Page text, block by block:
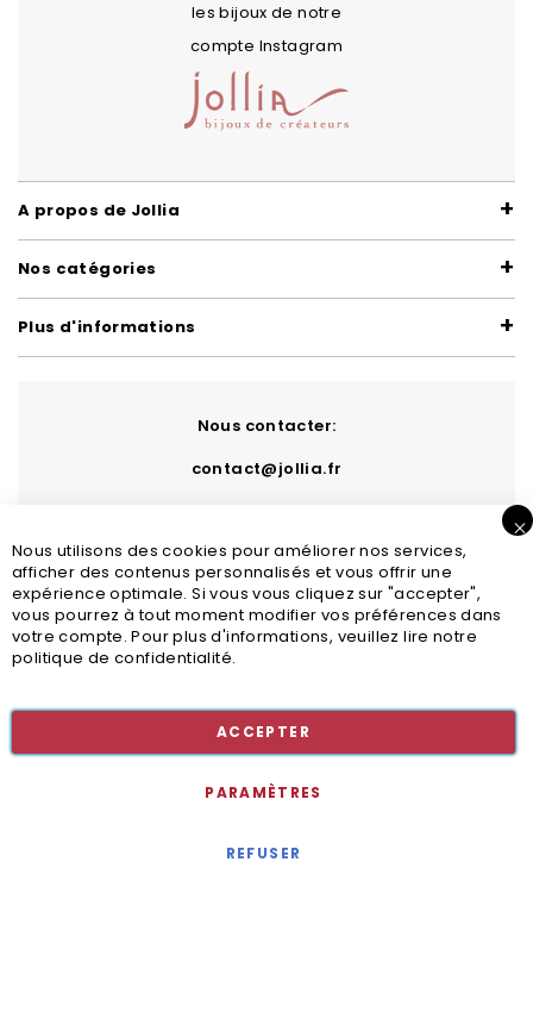
les bijoux de notre
compte Instagram
A propos de Jollia
Nos catégories
Plus d'informations
Nous contacter:
contact@jollia.fr
Nous utilisons des cookies pour améliorer nos services,
afficher des contenus personnalisés et vous offrir une
expérience optimale. Si vous vous cliquez sur "accepter",
vous pourrez à tout moment modifier vos préférences dans
votre compte. Pour plus d'informations, veuillez lire notre
politique de confidentialité.
ACCEPTER
PARAMÈTRES
REFUSER